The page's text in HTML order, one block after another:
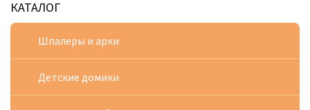
КАТАЛОГ
Шпалеры и арки
Детские домики